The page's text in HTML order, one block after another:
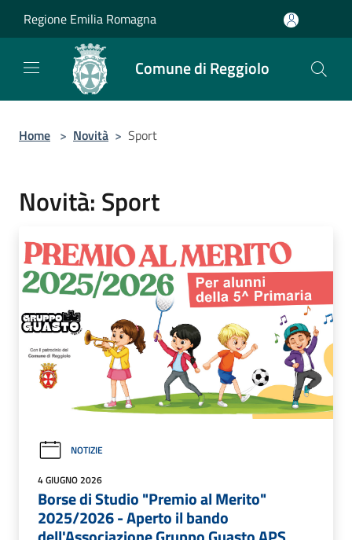
Regione Emilia Romagna
Comune di Reggiolo
Home > Novità > Sport
Novità: Sport
NOTIZIE
4 GIUGNO 2026
Borse di Studio "Premio al Merito"
2025/2026 - Aperto il bando